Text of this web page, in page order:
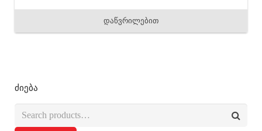
დაწვრილებით
ძიება